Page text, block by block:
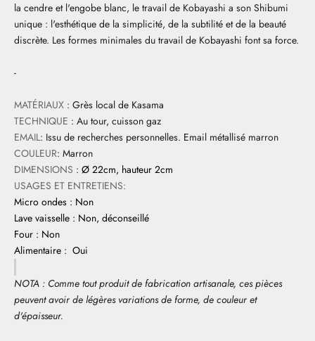
la cendre et l'engobe blanc, le travail de Kobayashi a son Shibumi
unique : l'esthétique de la simplicité, de la subtilité et de la beauté
discrète. Les formes minimales du travail de Kobayashi font sa force.
-
MATÉRIAUX : Grès local de Kasama
TECHNIQUE : Au tour, cuisson gaz
EMAIL: Issu de recherches personnelles. Email métallisé marron
COULEUR: Marron
DIMENSIONS : Ø 22cm, hauteur 2cm
USAGES ET ENTRETIENS:
Micro ondes : Non
Lave vaisselle : Non, déconseillé
Four : Non
Alimentaire : Oui
NOTA : Comme tout produit de fabrication artisanale, ces pièces
peuvent avoir de légères variations de forme, de couleur et
d'épaisseur.